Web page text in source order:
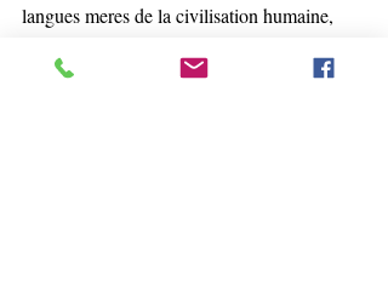
langues meres de la civilisation humaine,
" La Lumière en moi vibre avec la meme